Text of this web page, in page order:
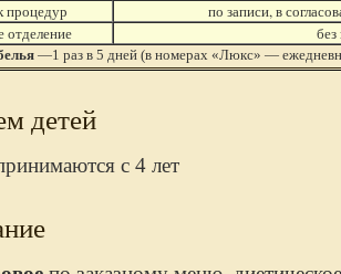
процедур
по записи, в
отделение
—1 раз в 5 дней (в номерах «Люкс» —
детей
с 4 лет